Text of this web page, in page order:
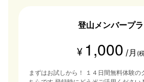
ッキングなど、多彩な“あるく登山の旅”をも
く。 仲間とつながりながら、自分のペース
登山メンバープ
¥ 1,000 /月 (
まずはお試しから！ １４日間無料体験の